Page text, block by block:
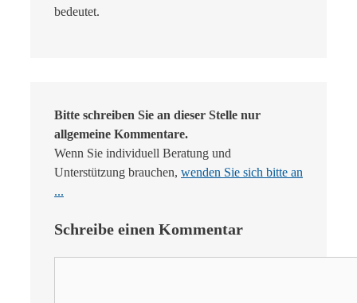
bedeutet.
Bitte schreiben Sie an dieser Stelle nur
allgemeine Kommentare.
Wenn Sie individuell Beratung und
Unterstützung brauchen, wenden Sie sich bitte an
...
Schreibe einen Kommentar